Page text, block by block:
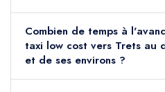
Combien de temps à
taxi low cost vers Trets au
et de ses environs ?